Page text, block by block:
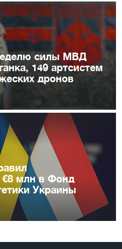
силы МВД
149 артсистем
дронов
€8 млн в Фонд
Украины